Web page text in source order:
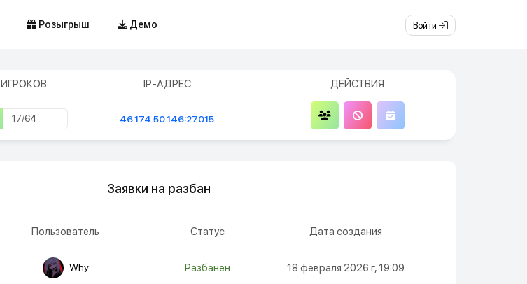
Войти
Розыгрыш Демо
ИГРОКОВ IP-АДРЕС ДЕЙСТВИЯ
17/64 46.174.50.146:27015
Заявки на разбан
Пользователь Статус Дата создания
Why Разбанен 18 февраля 2026 г, 19:09